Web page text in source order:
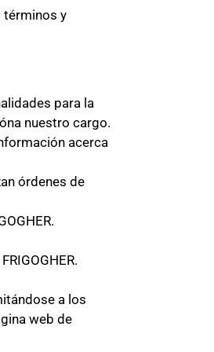
términos y
para la
nuestro cargo.
acerca
órdenes de
a los
web de